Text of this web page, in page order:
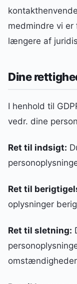
medmindre vi
længere af
Dine
I henhold til
vedr. dine
Ret til indsigt:
Ret til
oplysninger
Ret til sletning: